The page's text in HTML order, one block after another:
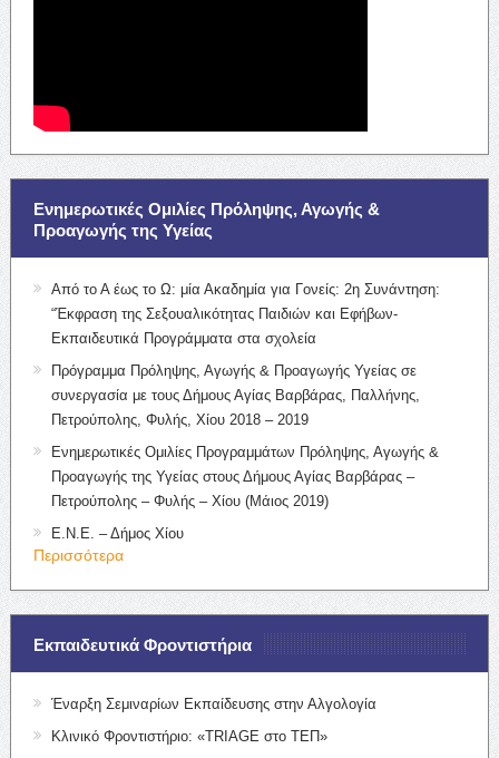
Ενημερωτικές Ομιλίες Πρόληψης, Αγωγής &
Προαγωγής της Υγείας
Από το Α έως το Ω: μία Ακαδημία για Γονείς: 2η Συνάντηση:
“Έκφραση της Σεξουαλικότητας Παιδιών και Εφήβων-
Εκπαιδευτικά Προγράμματα στα σχολεία
Πρόγραμμα Πρόληψης, Αγωγής & Προαγωγής Υγείας σε
συνεργασία με τους Δήμους Αγίας Βαρβάρας, Παλλήνης,
Πετρούπολης, Φυλής, Χίου 2018 – 2019
Ενημερωτικές Ομιλίες Προγραμμάτων Πρόληψης, Αγωγής &
Προαγωγής της Υγείας στους Δήμους Αγίας Βαρβάρας –
Πετρούπολης – Φυλής – Χίου (Μάιος 2019)
Ε.Ν.Ε. – Δήμος Χίου
Περισσότερα
Εκπαιδευτικά Φροντιστήρια
Έναρξη Σεμιναρίων Εκπαίδευσης στην Αλγολογία
Κλινικό Φροντιστήριο: «TRIAGE στο ΤΕΠ»